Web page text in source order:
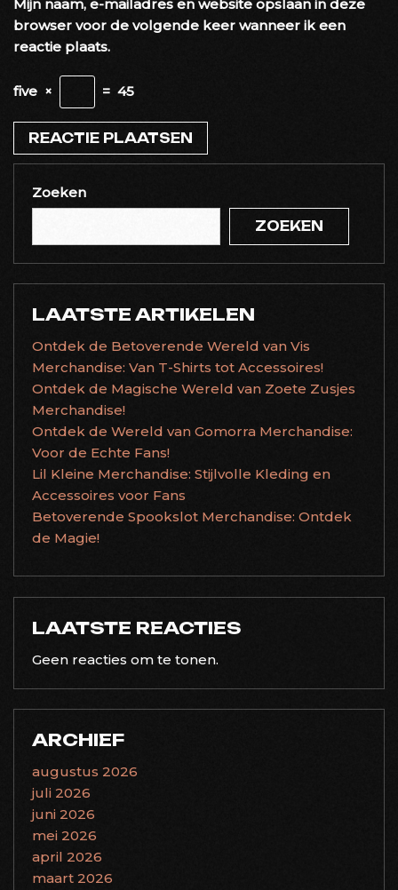
Mijn naam, e-mailadres en website opslaan in deze
browser voor de volgende keer wanneer ik een
reactie plaats.
five × = 45
Zoeken
ZOEKEN
LAATSTE ARTIKELEN
Ontdek de Betoverende Wereld van Vis
Merchandise: Van T-Shirts tot Accessoires!
Ontdek de Magische Wereld van Zoete Zusjes
Merchandise!
Ontdek de Wereld van Gomorra Merchandise:
Voor de Echte Fans!
Lil Kleine Merchandise: Stijlvolle Kleding en
Accessoires voor Fans
Betoverende Spookslot Merchandise: Ontdek
de Magie!
LAATSTE REACTIES
Geen reacties om te tonen.
ARCHIEF
augustus 2026
juli 2026
juni 2026
mei 2026
april 2026
maart 2026